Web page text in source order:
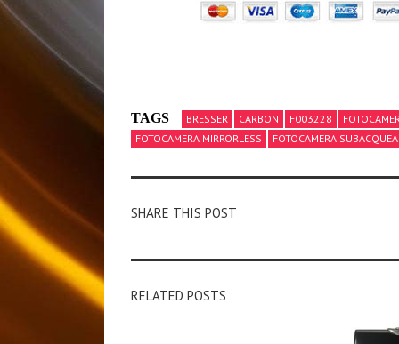
TAGS BRESSER CARBON F003228
FOTOCAMERA MIRRORLESS
FOTOCAMERA SUBACQUEA
SHARE THIS POST
RELATED POSTS